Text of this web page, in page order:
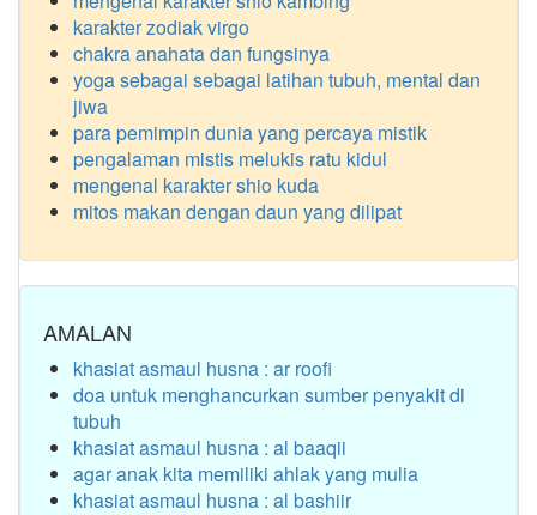
karakter zodiak virgo
chakra anahata dan fungsinya
yoga sebagai sebagai latihan tubuh, mental dan
jiwa
para pemimpin dunia yang percaya mistik
pengalaman mistis melukis ratu kidul
mengenal karakter shio kuda
mitos makan dengan daun yang dilipat
AMALAN
khasiat asmaul husna : ar roofi
doa untuk menghancurkan sumber penyakit di
tubuh
khasiat asmaul husna : al baaqii
agar anak kita memiliki ahlak yang mulia
khasiat asmaul husna : al bashiir